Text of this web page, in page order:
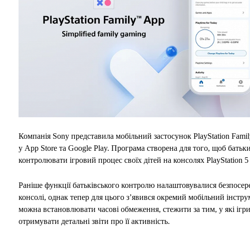
Компанія Sony представила мобільний застосунок PlayStation
у App Store та Google Play. Програма створена для того, щоб
контролювати ігровий процес своїх дітей на консолях PlayStation
Раніше функції батьківського контролю налаштовувалися
консолі, однак тепер для цього з’явився окремий мобільний
можна встановлювати часові обмеження, стежити за тим, у які
отримувати детальні звіти про її активність.